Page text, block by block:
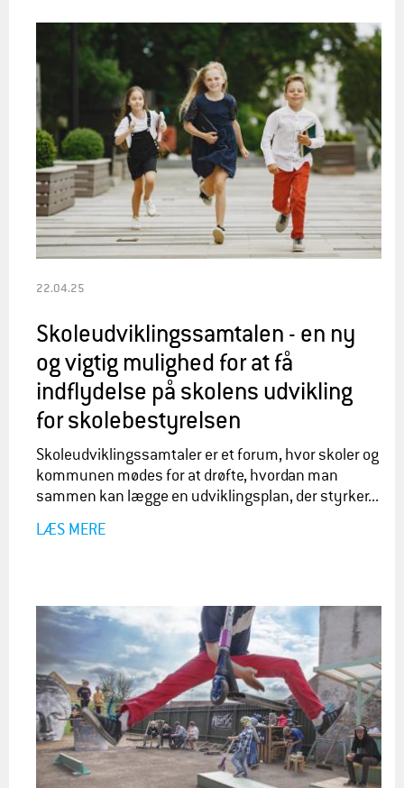
22.04.25
Skoleudviklingssamtalen - en ny
og vigtig mulighed for at få
indflydelse på skolens udvikling
for skolebestyrelsen
Skoleudviklingssamtaler er et forum, hvor skoler og
kommunen mødes for at drøfte, hvordan man
sammen kan lægge en udviklingsplan, der styrker...
LÆS MERE